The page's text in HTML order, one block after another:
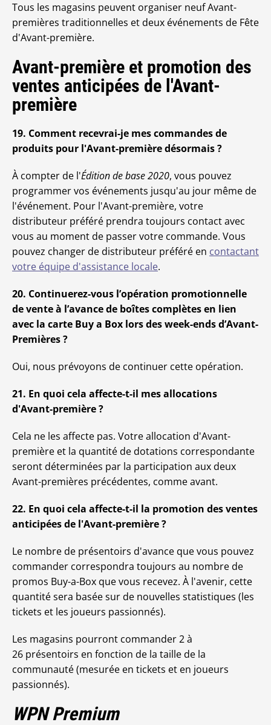
Tous les magasins peuvent organiser neuf Avant-
premières traditionnelles et deux événements de Fête
d'Avant-première.
Avant-première et promotion des
ventes anticipées de l'Avant-
première
19. Comment recevrai-je mes commandes de
produits pour l'Avant-première désormais ?
À compter de l'Édition de base 2020, vous pouvez
programmer vos événements jusqu'au jour même de
l'événement. Pour l'Avant-première, votre
distributeur préféré prendra toujours contact avec
vous au moment de passer votre commande. Vous
pouvez changer de distributeur préféré en contactant
votre équipe d'assistance locale.
20. Continuerez-vous l’opération promotionnelle
de vente à l’avance de boîtes complètes en lien
avec la carte Buy a Box lors des week-ends d’Avant-
Premières ?
Oui, nous prévoyons de continuer cette opération.
21. En quoi cela affecte-t-il mes allocations
d'Avant-première ?
Cela ne les affecte pas. Votre allocation d'Avant-
première et la quantité de dotations correspondante
seront déterminées par la participation aux deux
Avant-premières précédentes, comme avant.
22. En quoi cela affecte-t-il la promotion des ventes
anticipées de l'Avant-première ?
Le nombre de présentoirs d'avance que vous pouvez
commander correspondra toujours au nombre de
promos Buy-a-Box que vous recevez. À l'avenir, cette
quantité sera basée sur de nouvelles statistiques (les
tickets et les joueurs passionnés).
Les magasins pourront commander 2 à
26 présentoirs en fonction de la taille de la
communauté (mesurée en tickets et en joueurs
passionnés).
WPN Premium